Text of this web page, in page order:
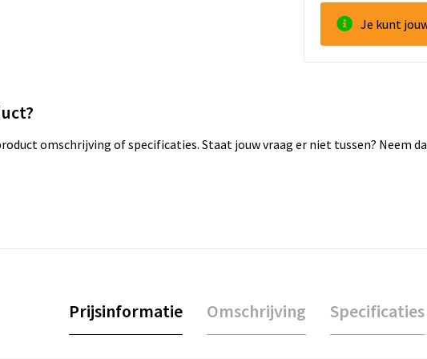
Je kunt
omschrijving of specificaties. Staat jouw vraag er niet tussen? Neem
Prijsinformatie Omschrijving Specificaties